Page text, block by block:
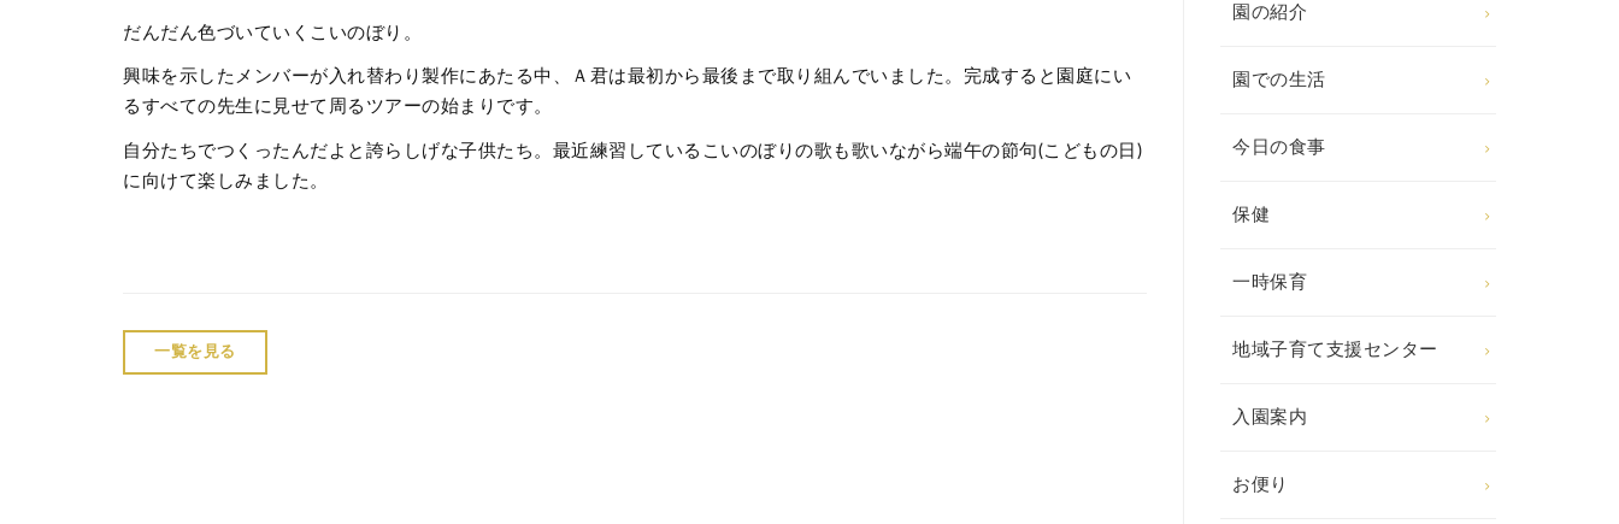
園の紹介
園での生活
今日の食事
保健
一時保育
地域子育て支援センター
入園案内
お便り
だんだん色づいていくこいのぼり。
興味を示したメンバーが入れ替わり製作にあたる中、Ａ君は最初から最後まで取り組んでいました。完成すると園庭にい
るすべての先生に見せて周るツアーの始まりです。
自分たちでつくったんだよと誇らしげな子供たち。最近練習しているこいのぼりの歌も歌いながら端午の節句(こどもの日)
に向けて楽しみました。
一覧を見る